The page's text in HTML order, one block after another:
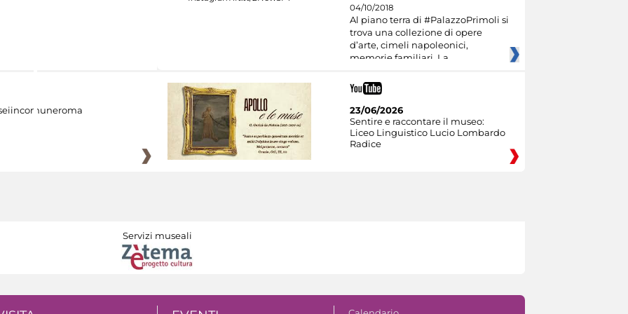
04/10/2018
Al piano terra di #PalazzoPrimoli si
trova una collezione di opere
d’arte, cimeli napoleonici,
memorie familiari. La
23/06/2026
Sentire e raccontare il museo:
Liceo Linguistico Lucio Lombardo
Radice
Servizi museali